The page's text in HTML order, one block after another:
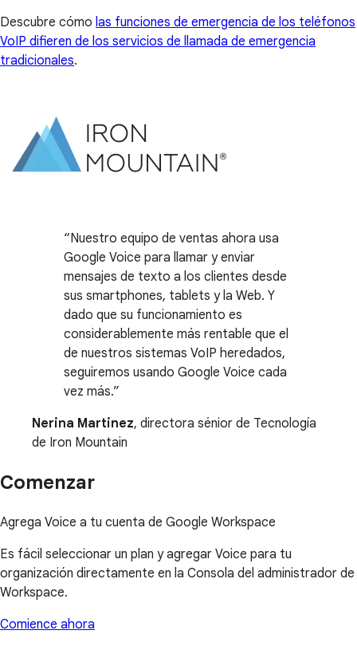
Descubre cómo las funciones de emergencia de los teléfonos
VoIP difieren de los servicios de llamada de emergencia
tradicionales.
Nuestro equipo de ventas ahora usa
Google Voice para llamar y enviar
mensajes de texto a los clientes desde
sus smartphones, tablets y la Web. Y
dado que su funcionamiento es
considerablemente más rentable que el
de nuestros sistemas VoIP heredados,
seguiremos usando Google Voice cada
vez más.
Nerina Martinez, directora sénior de Tecnología
de Iron Mountain
Comenzar
Agrega Voice a tu cuenta de Google Workspace
Es fácil seleccionar un plan y agregar Voice para tu
organización directamente en la Consola del administrador de
Workspace.
Comience ahora